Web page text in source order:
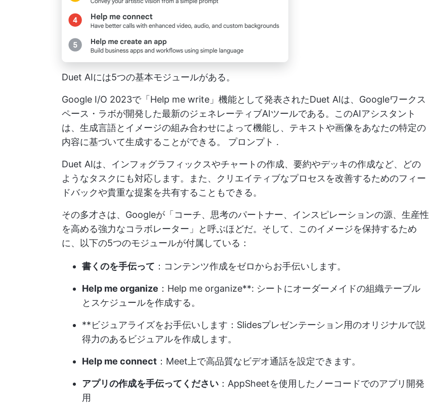
Duet AIには5つの基本モジュールがある。
Google I/O 2023で「Help me write」機能として発表されたDuet AIは、Googleワークス
ペース・ラボが開発した最新のジェネレーティブAIツールである。このAIアシスタント
は、生成言語とイメージの組み合わせによって機能し、テキストや画像をあなたの特定の
内容に基づいて生成することができる。 プロンプト .
Duet AIは、インフォグラフィックスやチャートの作成、要約やデッキの作成など、どの
ようなタスクにも対応します。また、クリエイティブなプロセスを改善するためのフィー
ドバックや貴重な提案を共有することもできる。
その多才さは、Googleが「コーチ、思考のパートナー、インスピレーションの源、生産性
を高める強力なコラボレーター」と呼ぶほどだ。そして、このイメージを保持するため
に、以下の5つのモジュールが付属している：
書くのを手伝って ：コンテンツ作成をゼロからお手伝いします。
Help me organize ：Help me organize**: シートにオーダーメイドの組織テーブル
とスケジュールを作成する。
**ビジュアライズをお手伝いします：Slidesプレゼンテーション用のオリジナルで説
得力のあるビジュアルを作成します。
Help me connect ：Meet上で高品質なビデオ通話を設定できます。
アプリの作成を手伝ってください ：AppSheetを使用したノーコードでのアプリ開発
用